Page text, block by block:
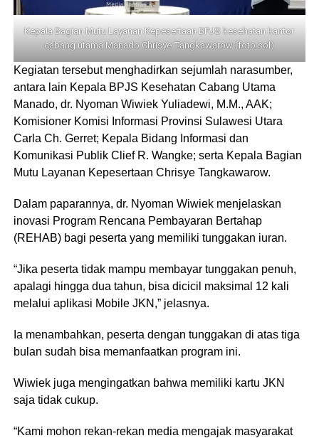
Kepala Bagian Mutu Layanan Kepesertaan BPJS kesehatan kantor
cabang utama Manado Chrisye Tangkawarow (foto.sol)
Kegiatan tersebut menghadirkan sejumlah narasumber,
antara lain Kepala BPJS Kesehatan Cabang Utama
Manado, dr. Nyoman Wiwiek Yuliadewi, M.M., AAK;
Komisioner Komisi Informasi Provinsi Sulawesi Utara
Carla Ch. Gerret; Kepala Bidang Informasi dan
Komunikasi Publik Clief R. Wangke; serta Kepala Bagian
Mutu Layanan Kepesertaan Chrisye Tangkawarow.
Dalam paparannya, dr. Nyoman Wiwiek menjelaskan
inovasi Program Rencana Pembayaran Bertahap
(REHAB) bagi peserta yang memiliki tunggakan iuran.
“Jika peserta tidak mampu membayar tunggakan penuh,
apalagi hingga dua tahun, bisa dicicil maksimal 12 kali
melalui aplikasi Mobile JKN,” jelasnya.
Ia menambahkan, peserta dengan tunggakan di atas tiga
bulan sudah bisa memanfaatkan program ini.
Wiwiek juga mengingatkan bahwa memiliki kartu JKN
saja tidak cukup.
“Kami mohon rekan-rekan media mengajak masyarakat